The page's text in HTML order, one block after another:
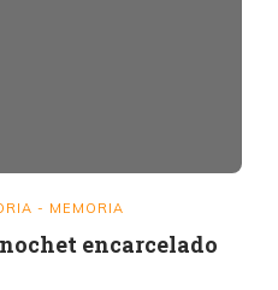
- MEMORIA
encarcelado